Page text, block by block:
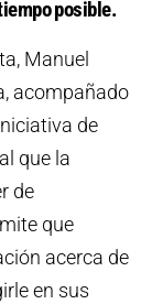
posible.
Manuel
acompañado
de
que la
de
que
acerca de
en sus